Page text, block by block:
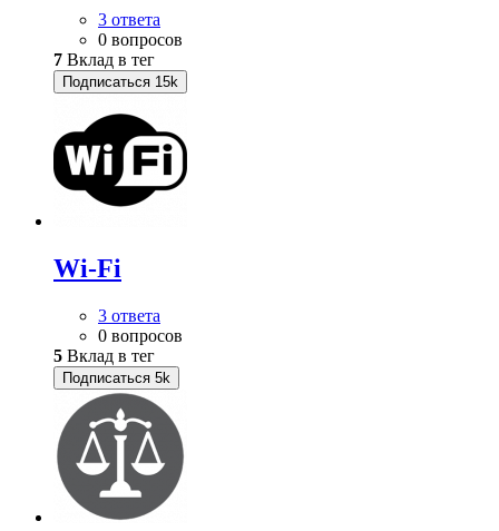
3 ответа
0 вопросов
7 Вклад в тег
Подписаться 15k
Wi-Fi
3 ответа
0 вопросов
5 Вклад в тег
Подписаться 5k